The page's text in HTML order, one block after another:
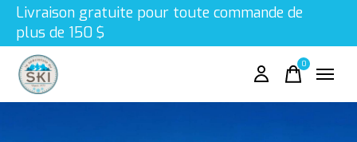
Livraison gratuite pour toute commande de
plus de 150 $
0items